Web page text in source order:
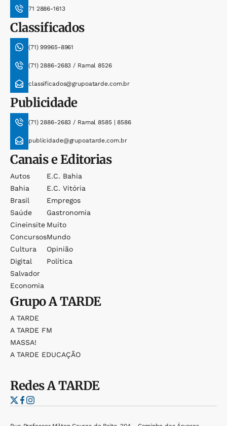
71 2886-1613
Classificados
(71) 99965-8961
(71) 2886-2683 / Ramal 8526
classificados@grupoatarde.com.br
Publicidade
(71) 2886-2683 / Ramal 8585 | 8586
publicidade@grupoatarde.com.br
Canais e Editorias
Autos
Bahia
Brasil
Saúde
Cineinsite
Concursos
Cultura
Digital
Salvador
Economia
E.c. Bahia
E.c. Vitória
Empregos
Gastronomia
Muito
Mundo
Opinião
Política
GrupoA TARDE
A TARDE
A TARDE FM
MASSA!
A TARDE EDUCAÇÃO
RedesA TARDE